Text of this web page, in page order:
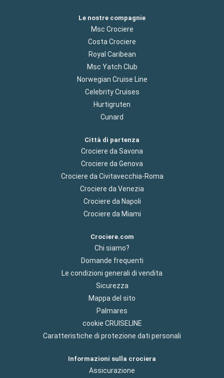
Le nostre compagnie
Msc Crociere
Costa Crociere
Royal Caribean
Msc Yatch Club
Norwegian Cruise Line
Celebrity Cruises
Hurtigruten
Cunard
Città di partenza
Crociere da Savona
Crociere da Genova
Crociere da Civitavecchia-Roma
Crociere da Venezia
Crociere da Napoli
Crociere da Miami
Crociere.com
Chi siamo?
Domande frequenti
Le condizioni generali di vendita
Sicurezza
Mappa del sito
Palmares
cookie CRUISELINE
Caratteristiche di protezione dati personali
Informazioni sulla crociera
Assicurazione